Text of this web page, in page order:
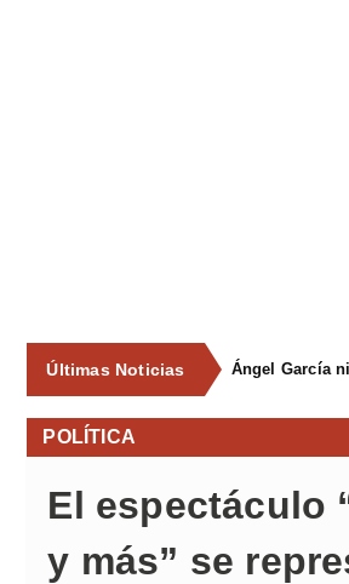
Últimas Noticias
POLÍTICA
El espectáculo
y más” se